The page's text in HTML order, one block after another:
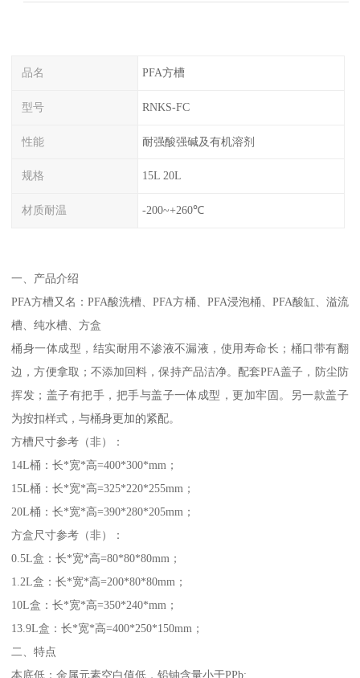
品名 PFA方槽
型号 RNKS-FC
性能 耐强酸强碱及有机溶剂
规格 15L 20L
材质耐温 -200~+260℃
一、产品介绍
PFA方槽又名：PFA酸洗槽、PFA方桶、PFA浸泡桶、PFA酸缸、溢流
槽、纯水槽、方盒
桶身一体成型，结实耐用不渗液不漏液，使用寿命长；桶口带有翻
边，方便拿取；不添加回料，保持产品洁净。配套PFA盖子，防尘防
挥发；盖子有把手，把手与盖子一体成型，更加牢固。另一款盖子
为按扣样式，与桶身更加的紧配。
方槽尺寸参考（非）：
14L桶：长*宽*高=400*300*mm；
15L桶：长*宽*高=325*220*255mm；
20L桶：长*宽*高=390*280*205mm；
方盒尺寸参考（非）：
0.5L盒：长*宽*高=80*80*80mm；
1.2L盒：长*宽*高=200*80*80mm；
10L盒：长*宽*高=350*240*mm；
13.9L盒：长*宽*高=400*250*150mm；
二、特点
本底低：金属元素空白值低，铅铀含量小于PPb;